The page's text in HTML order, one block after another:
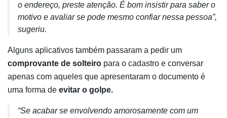
o endereço, preste atenção. É bom insistir para saber o
motivo e avaliar se pode mesmo confiar nessa pessoa”,
sugeriu.
Alguns aplicativos também passaram a pedir um
comprovante de solteiro para o cadastro e conversar
apenas com aqueles que apresentaram o documento é
uma forma de evitar o golpe.
“Se acabar se envolvendo amorosamente com um